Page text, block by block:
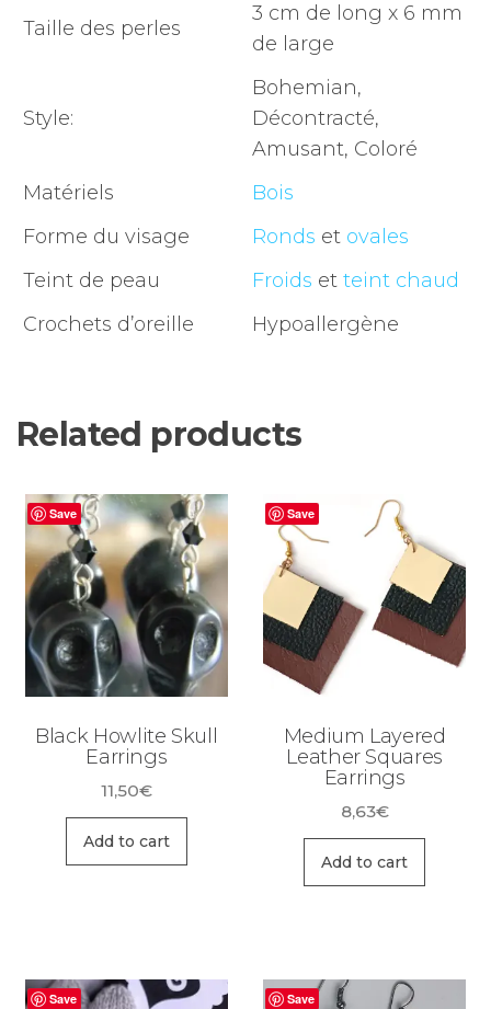
Taille des perles
3 cm de long x 6 mm
de large
Style:
Bohemian,
Décontracté,
Amusant, Coloré
Matériels
Bois
Forme du visage
Ronds et ovales
Teint de peau
Froids et teint chaud
Crochets d’oreille
Hypoallergène
Related products
Save
Black Howlite Skull
Earrings
11,50€
Add to cart
Save
Medium Layered
Leather Squares
Earrings
8,63€
Add to cart
Save Save